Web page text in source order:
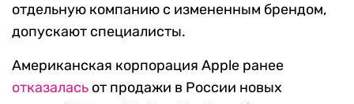
отдельную компанию с измененным брендом,
допускают специалисты.
Американская корпорация Apple ранее
отказалась от продажи в России новых